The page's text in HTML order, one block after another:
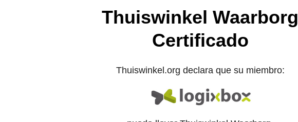
Thuiswinkel Waarborg
Certificado
Thuiswinkel.org declara que su miembro: